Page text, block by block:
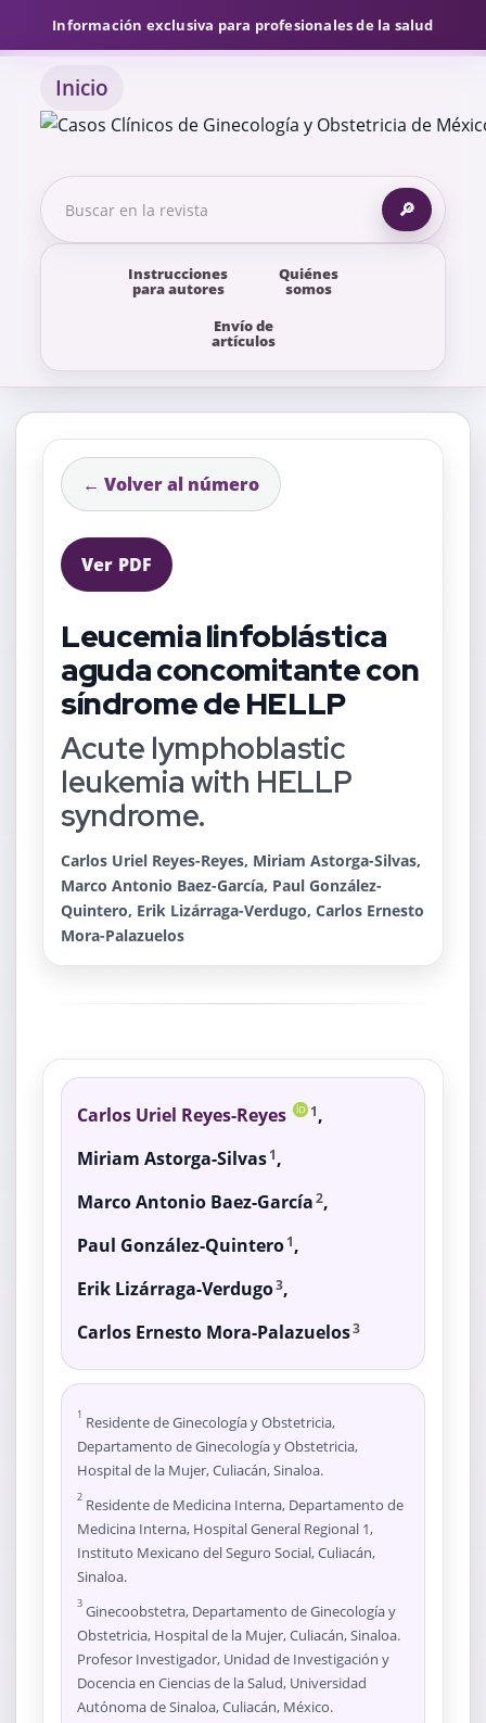
Información exclusiva para profesionales de la salud
Inicio
Instrucciones
para autores
Quiénes
somos
Envío de
artículos
🔎
← Volver al número
Ver PDF
Leucemia linfoblástica
aguda concomitante con
síndrome de HELLP
Acute lymphoblastic
leukemia with HELLP
syndrome.
Carlos Uriel Reyes-Reyes, Miriam Astorga-Silvas,
Marco Antonio Baez-García, Paul González-
Quintero, Erik Lizárraga-Verdugo, Carlos Ernesto
Mora-Palazuelos
Carlos Uriel Reyes-Reyes 1 ,
Miriam Astorga-Silvas 1 ,
Marco Antonio Baez-García 2,
Paul González-Quintero 1 ,
Erik Lizárraga-Verdugo3,
Carlos Ernesto Mora-Palazuelos3
1 Residente de Ginecología y Obstetricia,
Departamento de Ginecología y Obstetricia,
Hospital de la Mujer, Culiacán, Sinaloa.
2 Residente de Medicina Interna, Departamento de
Medicina Interna, Hospital General Regional 1,
Instituto Mexicano del Seguro Social, Culiacán,
Sinaloa.
3 Ginecoobstetra, Departamento de Ginecología y
Obstetricia, Hospital de la Mujer, Culiacán, Sinaloa.
Profesor Investigador, Unidad de Investigación y
Docencia en Ciencias de la Salud, Universidad
Autónoma de Sinaloa, Culiacán, México.